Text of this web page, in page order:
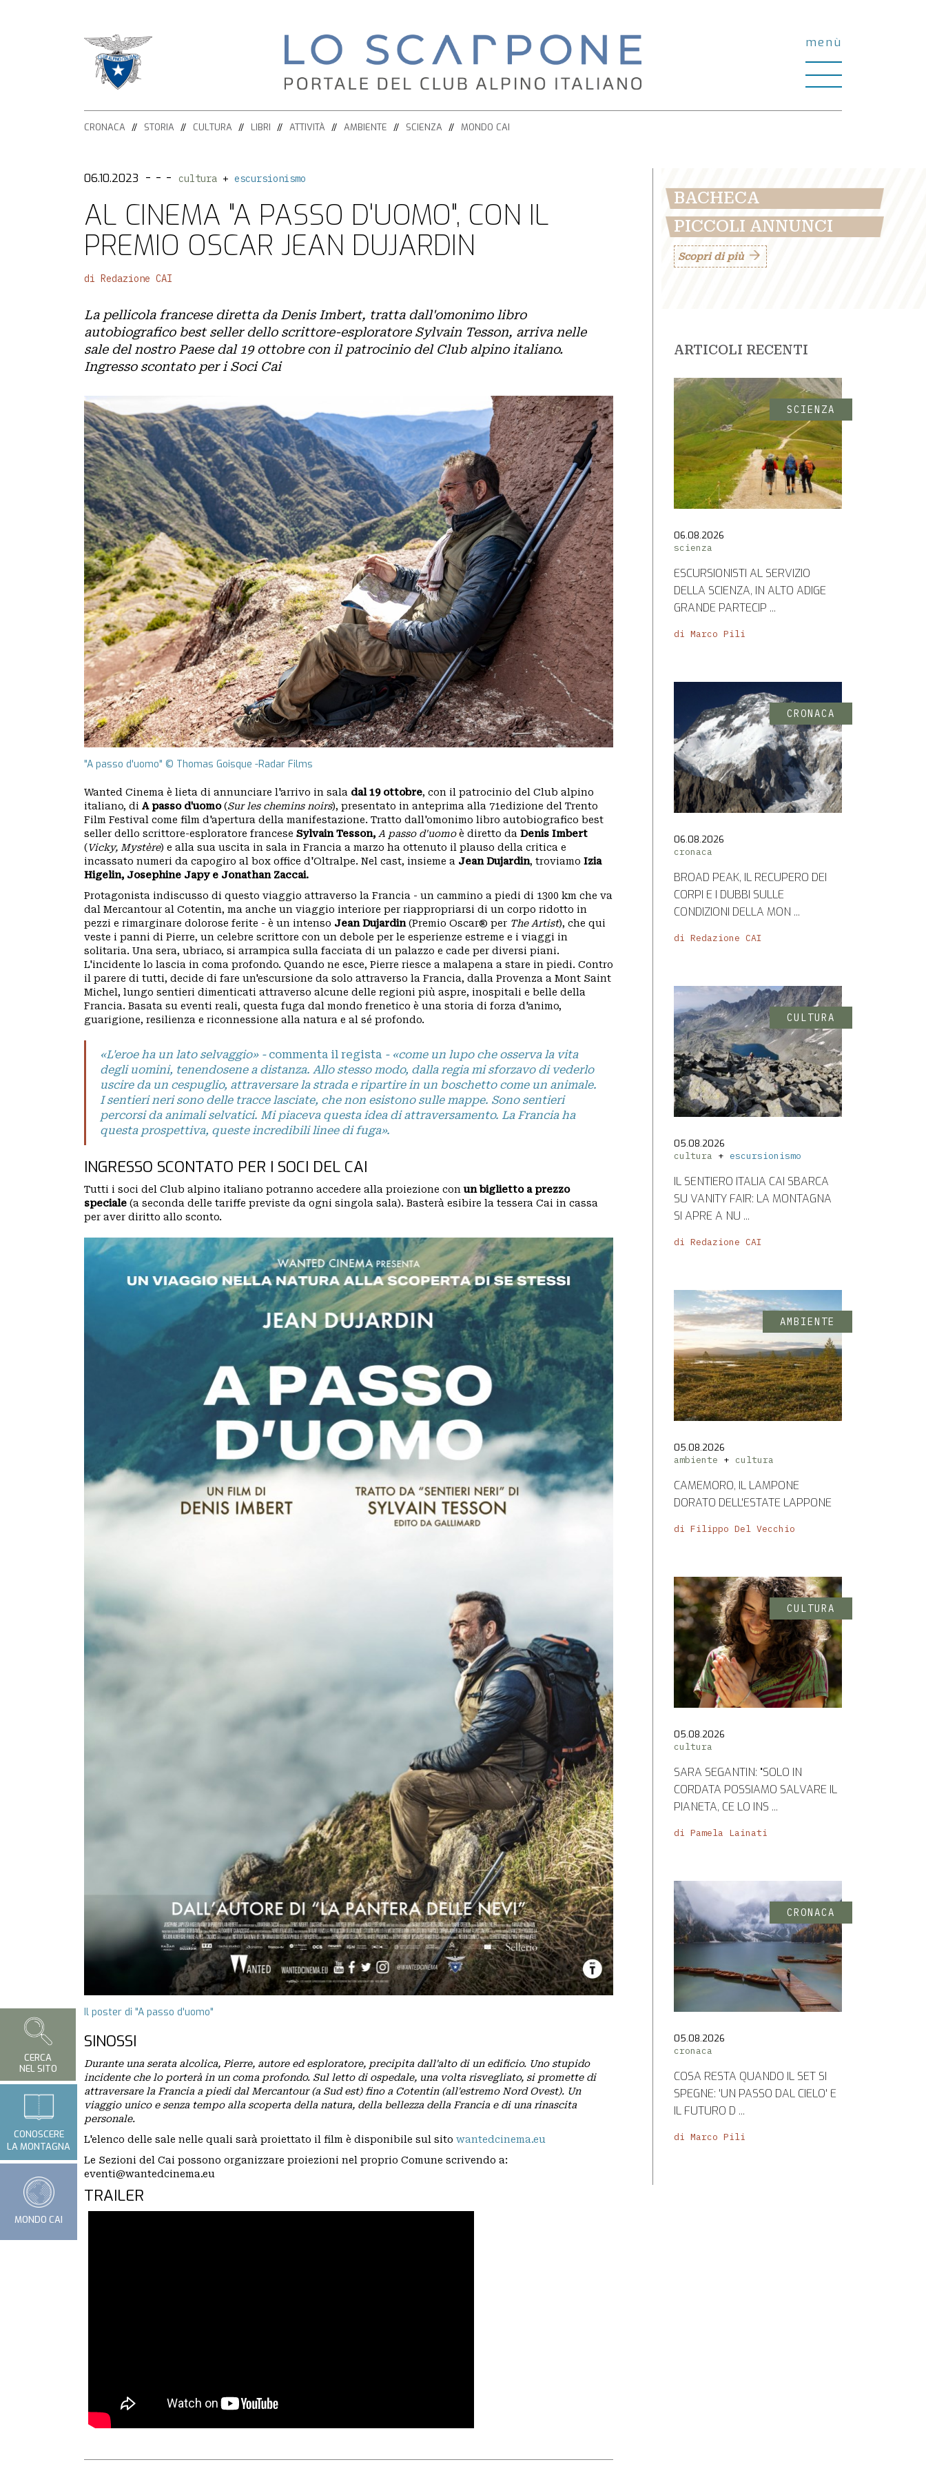
menù
HOME
AMBIENTE
ATTIVITÀ
ESCURSIONISMO
ALPINISMO
ARRAMPICATA
FERRATE
BICICLETTA
SPELEOLOGIA
ALPINISMO
CIASPOLE
CASCATE
TORRENTISMO
MONDO
CAI
SEZIONI
GRUPPI
REGIONALI
ORGANI
TECNICI
STRUTTURE
OPERATIVE
SEDE
CENTRALE
BIBLIOTECA
CINETECA
BACHECA
INSERZIONI
PUBBLICITARIE
PUBBLIREDAZIONALI
PICCOLI
ANNUNCI
CRONACA STORIA CULTURA LIBRI ATTIVITÀ AMBIENTE SCIENZA MONDO CAI
06.10.2023 - - - cultura escursionismo
AL CINEMA "A PASSO D'UOMO", CON IL
PREMIO OSCAR JEAN DUJARDIN
di Redazione CAI
La pellicola francese diretta da Denis Imbert, tratta dall'omonimo libro
autobiografico best seller dello scrittore-esploratore Sylvain Tesson, arriva nelle
sale del nostro Paese dal 19 ottobre con il patrocinio del Club alpino italiano.
Ingresso scontato per i Soci Cai
"A passo d'uomo" © Thomas Goisque -Radar Films
Wanted Cinema è lieta di annunciare l'arrivo in sala dal 19 ottobre, con il patrocinio del Club alpino
italiano, di A passo d'uomo(Sur les chemins noirs), presentato in anteprima alla 71edizione del Trento
Film Festival come film d'apertura della manifestazione. Tratto dall'omonimo libro autobiografico best
seller dello scrittore-esploratore francese Sylvain Tesson, A passo d'uomoè diretto da Denis Imbert
(Vicky, Mystère) e alla sua uscita in sala in Francia a marzo ha ottenuto il plauso della critica e
incassato numeri da capogiro al box office d'Oltralpe. Nel cast, insieme a Jean Dujardin, troviamo Izia
Higelin, Josephine Japy e Jonathan Zaccai.
Protagonista indiscusso di questo viaggio attraverso la Francia - un cammino a piedi di 1300 km che va
dal Mercantour al Cotentin, ma anche un viaggio interiore per riappropriarsi di un corpo ridotto in
pezzi e rimarginare dolorose ferite - è un intenso Jean Dujardin(Premio Oscar® per The Artist), che qui
veste i panni di Pierre, un celebre scrittore con un debole per le esperienze estreme e i viaggi in
solitaria. Una sera, ubriaco, si arrampica sulla facciata di un palazzo e cade per diversi piani.
L'incidente lo lascia in coma profondo. Quando ne esce, Pierre riesce a malapena a stare in piedi. Contro
il parere di tutti, decide di fare un'escursione da solo attraverso la Francia, dalla Provenza a Mont Saint
Michel, lungo sentieri dimenticati attraverso alcune delle regioni più aspre, inospitali e belle della
Francia. Basata su eventi reali, questa fuga dal mondo frenetico è una storia di forza d'animo,
guarigione, resilienza e riconnessione alla natura e al sé profondo.
«L'eroe ha un lato selvaggio» - commenta il regista - «come un lupo che osserva la vita
degli uomini, tenendosene a distanza. Allo stesso modo, dalla regia mi sforzavo di vederlo
uscire da un cespuglio, attraversare la strada e ripartire in un boschetto come un animale.
I sentieri neri sono delle tracce lasciate, che non esistono sulle mappe. Sono sentieri
percorsi da animali selvatici. Mi piaceva questa idea di attraversamento. La Francia ha
questa prospettiva, queste incredibili linee di fuga».
INGRESSO SCONTATO PER I SOCI DEL CAI
Tutti i soci del Club alpino italiano potranno accedere alla proiezione conun biglietto a prezzo
speciale (a seconda delle tariffe previste da ogni singola sala). Basterà esibire la tessera Cai in cassa
per aver diritto allo sconto.
Il poster di "A passo d'uomo"
SINOSSI
Durante una serata alcolica, Pierre, autore ed esploratore, precipita dall'alto di un edificio. Uno stupido
incidente che lo porterà in un coma profondo. Sul letto di ospedale, una volta risvegliato, si promette di
attraversare la Francia a piedi dal Mercantour (a Sud est) fino a Cotentin (all'estremo Nord Ovest). Un
viaggio unico e senza tempo alla scoperta della natura, della bellezza della Francia e di una rinascita
personale.
L'elenco delle sale nelle quali sarà proiettato il film è disponibile sul sito wantedcinema.eu
Le Sezioni del Cai possono organizzare proiezioni nel proprio Comune scrivendo a:
eventi@wantedcinema.eu
TRAILER
BACHECA
PICCOLI ANNUNCI
Scopri di più
ARTICOLI RECENTI
SCIENZA
06.08.2026
scienza
ESCURSIONISTI AL SERVIZIO
DELLA SCIENZA, IN ALTO ADIGE
GRANDE PARTECIP ...
di Marco Pili
CRONACA
06.08.2026
cronaca
BROAD PEAK, IL RECUPERO DEI
CORPI E I DUBBI SULLE
CONDIZIONI DELLA MON ...
di Redazione CAI
CULTURA
05.08.2026
cultura
escursionismo
IL SENTIERO ITALIA CAI SBARCA
SU VANITY FAIR: LA MONTAGNA
SI APRE A NU ...
di Redazione CAI
AMBIENTE
05.08.2026
ambiente
cultura
CAMEMORO, IL LAMPONE
DORATO DELL'ESTATE LAPPONE
di Filippo Del Vecchio
CULTURA
05.08.2026
cultura
SARA SEGANTIN: “SOLO IN
CORDATA POSSIAMO SALVARE IL
PIANETA, CE LO INS ...
di Pamela Lainati
CRONACA
05.08.2026
cronaca
COSA RESTA QUANDO IL SET SI
SPEGNE: 'UN PASSO DAL CIELO' E
IL FUTURO D ...
di Marco Pili
CERCA
NEL SITO
CONOSCERE
LA MONTAGNA
MONDO CAI